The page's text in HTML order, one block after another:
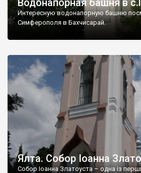
Водонапорная башня в
Интересную водонапорную башню
Симферополя в Бахчисарай.
Ялта. Собор Іоанна
Собор Іоанна Златоуста – одна із